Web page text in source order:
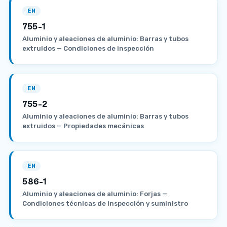
EN
755-1
Aluminio y aleaciones de aluminio: Barras y tubos
extruidos — Condiciones de inspección
EN
755-2
Aluminio y aleaciones de aluminio: Barras y tubos
extruidos — Propiedades mecánicas
EN
586-1
Aluminio y aleaciones de aluminio: Forjas —
Condiciones técnicas de inspección y suministro